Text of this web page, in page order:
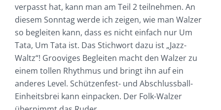
verpasst hat, kann man am Teil 2 teilnehmen. An
diesem Sonntag werde ich zeigen, wie man Walzer
so begleiten kann, dass es nicht einfach nur Um
Tata, Um Tata ist. Das Stichwort dazu ist „Jazz-
Waltz“! Grooviges Begleiten macht den Walzer zu
einem tollen Rhythmus und bringt ihn auf ein
anderes Level. Schützenfest- und Abschlussball-
Einheitsbrei kann einpacken. Der Folk-Walzer